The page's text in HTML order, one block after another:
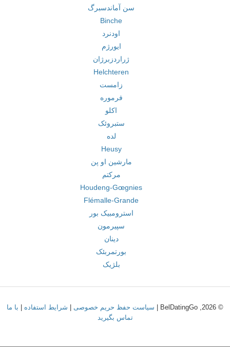
سن آماندسبرگ
Binche
اودنرد
ایورژم
ژراردزبرژان
Helchteren
زامست
فرموره
اکلو
ستبروئک
لده
Heusy
مارشین او پن
مرکتم
Houdeng-Gœgnies
Flémalle-Grande
استرومبیک بور
سپیرمون
دینان
بورتمربئک
بلژیک
© 2026, BelDatingGo | سیاست حفظ حریم خصوصی شرایط استفاده
با ما
تماس بگیرید